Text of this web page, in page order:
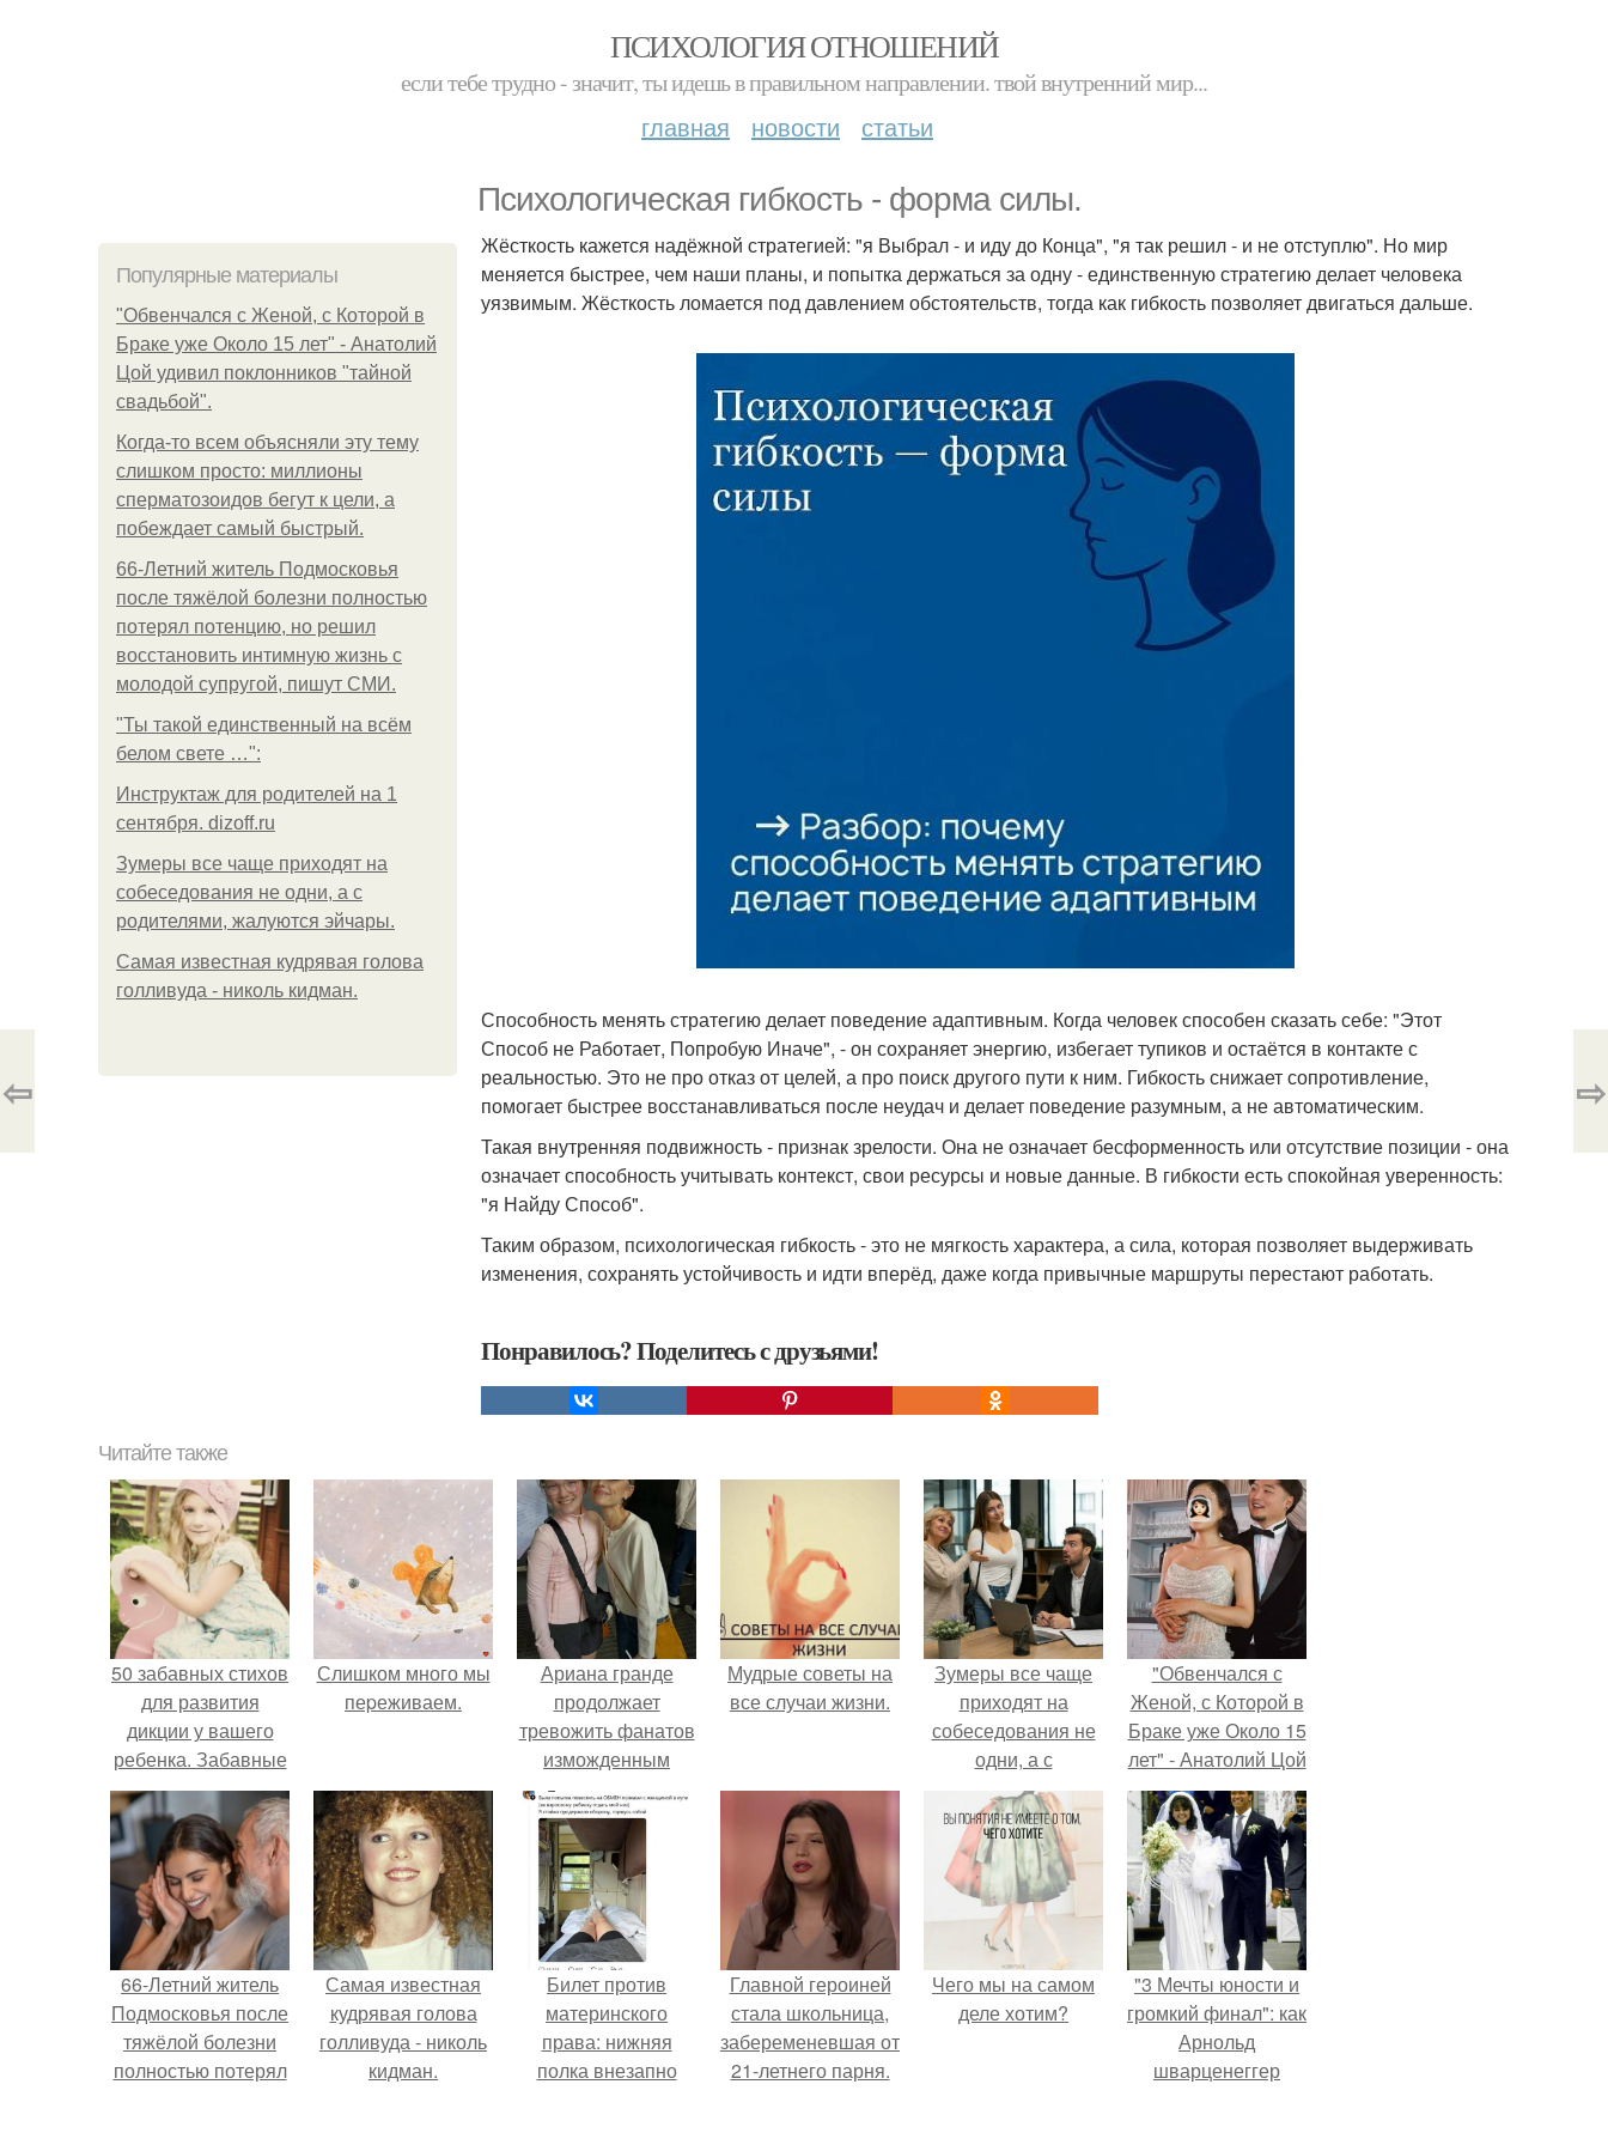
ПСИХОЛОГИЯ ОТНОШЕНИЙ
если тебе трудно - значит, ты идешь в правильном направлении. твой внутренний мир...
главная новости статьи
Психологическая гибкость - форма силы.
Популярные материалы
"Обвенчался с Женой, с Которой в
Браке уже Около 15 лет" - Анатолий
Цой удивил поклонников "тайной
свадьбой".
Когда-то всем объясняли эту тему
слишком просто: миллионы
сперматозоидов бегут к цели, а
побеждает самый быстрый.
66-Летний житель Подмосковья
после тяжёлой болезни полностью
потерял потенцию, но решил
восстановить интимную жизнь с
молодой супругой, пишут СМИ.
"Ты такой единственный на всём
белом свете …":
Инструктаж для родителей на 1
сентября. dizoff.ru
Зумеры все чаще приходят на
собеседования не одни, а с
родителями, жалуются эйчары.
Самая известная кудрявая голова
голливуда - николь кидман.
Жёсткость кажется надёжной стратегией: "я Выбрал - и иду до Конца", "я так решил - и не отступлю". Но мир
меняется быстрее, чем наши планы, и попытка держаться за одну - единственную стратегию делает человека
уязвимым. Жёсткость ломается под давлением обстоятельств, тогда как гибкость позволяет двигаться дальше.
Способность менять стратегию делает поведение адаптивным. Когда человек способен сказать себе: "Этот
Способ не Работает, Попробую Иначе", - он сохраняет энергию, избегает тупиков и остаётся в контакте с
реальностью. Это не про отказ от целей, а про поиск другого пути к ним. Гибкость снижает сопротивление,
помогает быстрее восстанавливаться после неудач и делает поведение разумным, а не автоматическим.
Такая внутренняя подвижность - признак зрелости. Она не означает бесформенность или отсутствие позиции - она
означает способность учитывать контекст, свои ресурсы и новые данные. В гибкости есть спокойная уверенность:
"я Найду Способ".
Таким образом, психологическая гибкость - это не мягкость характера, а сила, которая позволяет выдерживать
изменения, сохранять устойчивость и идти вперёд, даже когда привычные маршруты перестают работать.
Понравилось? Поделитесь с друзьями!
⇦ ⇨
Читайте также
50 забавных стихов
для развития
дикции у вашего
ребенка. Забавные
стихи для развития
дикции у ребенка
Слишком много мы
пеpеживаем.
Ариана гранде
продолжает
тревожить фанатов
изможденным
Мудрые советы на
все случаи жизни.
Зумеры все чаще
приходят на
собеседования не
одни, а с
родителями,
жалуются эйчары.
"Обвенчался с
Женой, с Которой в
Браке уже Около 15
лет" - Анатолий Цой
удивил
поклонников
"тайной свадьбой".
66-Летний житель
Подмосковья после
тяжёлой болезни
полностью потерял
Самая известная
кудрявая голова
голливуда - николь
кидман.
Билет против
материнского
права: нижняя
полка внезапно
Главной героиней
стала школьница,
забеременевшая от
21-летнего парня.
Чего мы на самом
деле хотим?
"3 Мечты юности и
громкий финал": как
Арнольд
шварценеггер